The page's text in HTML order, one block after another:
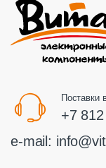
Поставки
+7
e-mail: